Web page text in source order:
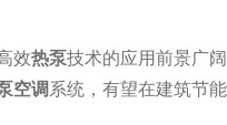
效热泵技术的应用前景广
空调系统，有望在建筑节